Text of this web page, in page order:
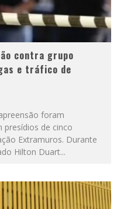
contra grupo
e tráfico de
foram
presídios de cinco
Extramuros. Durante
Hilton Duart...